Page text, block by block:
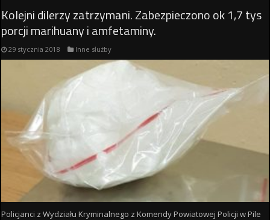
Kolejni dilerzy zatrzymani. Zabezpieczono ok 1,7 tys
porcji marihuany i amfetaminy.
29 stycznia 2018 Inne służby
Policjanci z Wydziału Kryminalnego z Komendy Powiatowej Policji w Pile